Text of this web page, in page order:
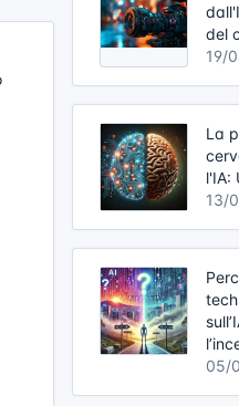
del
19/
La
l'IA:
13/
05/